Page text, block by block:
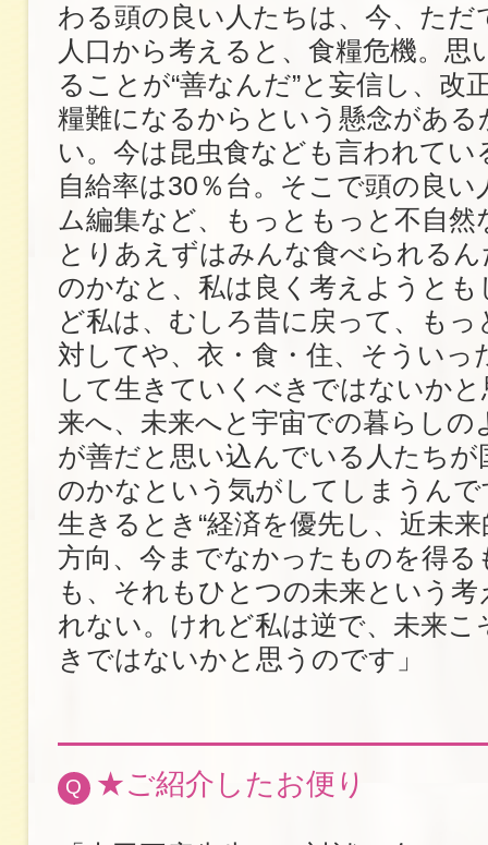
わる頭の良い人たちは、今、ただ
人口から考えると、食糧危機。思
ることが“善なんだ”と妄信し、改
糧難になるからという懸念があ
い。今は昆虫食なども言われてい
自給率は30％台。そこで頭の良
ム編集など、もっともっと不自然
とりあえずはみんな食べられる
のかなと、私は良く考えようと
ど私は、むしろ昔に戻って、も
対してや、衣・食・住、そういっ
して生きていくべきではないか
来へ、未来へと宇宙での暮らしの
が善だと思い込んでいる人たちが
のかなという気がしてしまうん
生きるとき“経済を優先し、近未
方向、今までなかったものを得る
も、それもひとつの未来という
れない。けれど私は逆で、未来こ
きではないかと思うのです」
Q ★ご紹介したお便り